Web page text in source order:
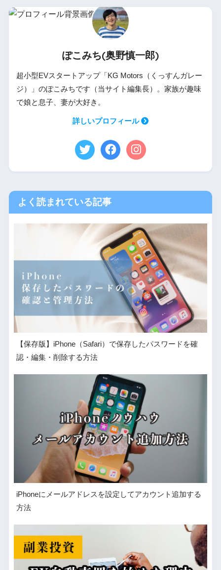
ぽこみち(奥野慎一郎)
超小型EVスタートアップ「KG Motors（くっすんガレー
ジ）」のぽこみちです（当サイト編集長）。家族が趣味
で娘と息子、妻が大好き。
詳しいプロフィール
よく読まれている記事
【保存版】iPhone（Safari）で保存したパスワードを確
認・編集・削除する方法
iPhoneにメールアドレスを設定してアカウント追加する
方法